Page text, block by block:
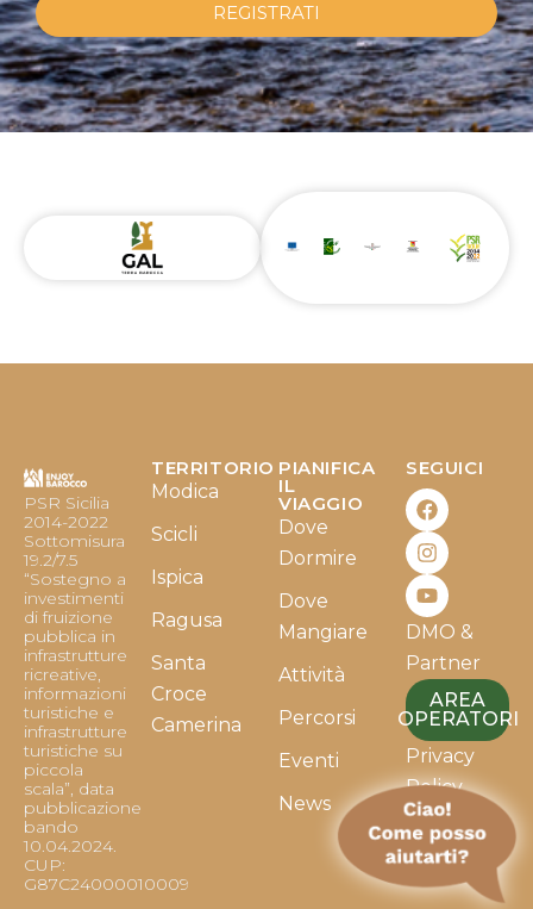
REGISTRATI
PSR Sicilia
2014-2022
Sottomisura
19.2/7.5
“Sostegno a
investimenti
di fruizione
pubblica in
infrastrutture
ricreative,
informazioni
turistiche e
infrastrutture
turistiche su
piccola
scala”, data
pubblicazione
bando
10.04.2024.
CUP:
G87C24000010009
TERRITORIO
Modica
Scicli
Ispica
Ragusa
Santa
Croce
Camerina
PIANIFICA
IL
VIAGGIO
Dove
Dormire
Dove
Mangiare
Attività
Percorsi
Eventi
News
SEGUICI
F
a
c
e
b
o
o
k
I
n
s
t
a
g
r
a
m
Y
o
u
t
u
b
e
DMO &
Partner
AREA
OPERATORI
Privacy
Policy
Cookie
Policy